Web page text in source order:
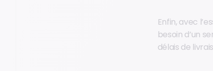
Enfin, avec
besoin d’un
délais de